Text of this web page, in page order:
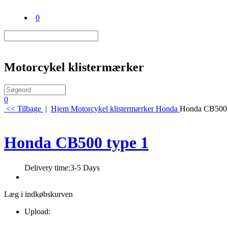
0
Motorcykel klistermærker
0
<< Tilbage | Hjem Motorcykel klistermærker Honda Honda CB500
Honda CB500 type 1
Delivery time:3-5 Days
Læg i indkøbskurven
Upload: